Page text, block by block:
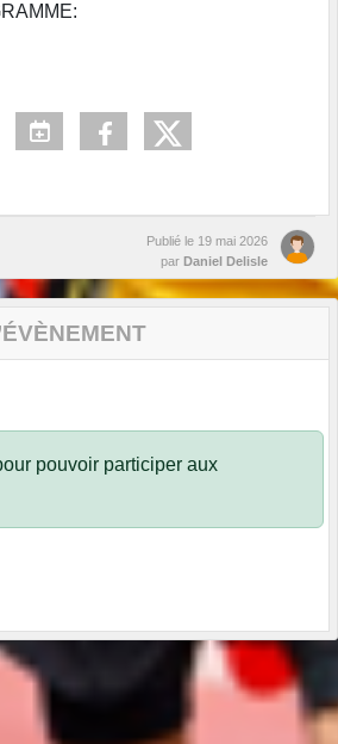
Publié le 19 mai 2026
par Daniel Delisle
pouvoir participer aux